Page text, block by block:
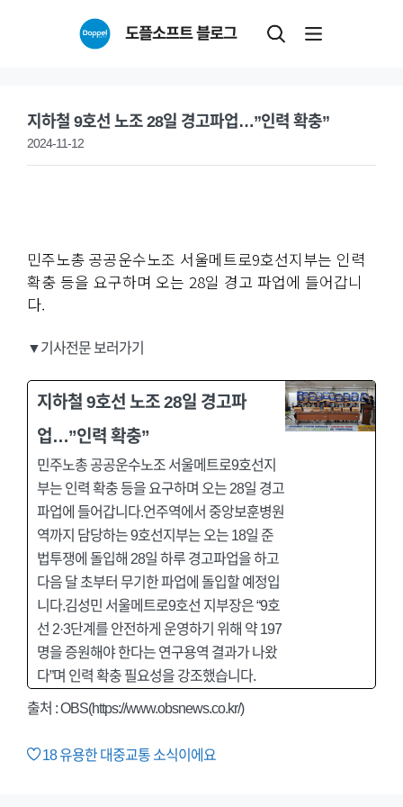
도플소프트 블로그
지하철 9호선 노조 28일 경고파업…”인력 확충”
2024-11-12
민주노총 공공운수노조 서울메트로9호선지부는 인력
확충 등을 요구하며 오는 28일 경고 파업에 들어갑니
다.
▼기사전문 보러가기
지하철 9호선 노조 28일 경고파
업…”인력 확충”
민주노총 공공운수노조 서울메트로9호선지
부는 인력 확충 등을 요구하며 오는 28일 경고
파업에 들어갑니다.언주역에서 중앙보훈병원
역까지 담당하는 9호선지부는 오는 18일 준
법투쟁에 돌입해 28일 하루 경고파업을 하고
다음 달 초부터 무기한 파업에 돌입할 예정입
니다.김성민 서울메트로9호선 지부장은 “9호
선 2·3단계를 안전하게 운영하기 위해 약 197
명을 증원해야 한다는 연구용역 결과가 나왔
다”며 인력 확충 필요성을 강조했습니다.
출처 : OBS(https://www.obsnews.co.kr/)
18유용한 대중교통 소식이에요